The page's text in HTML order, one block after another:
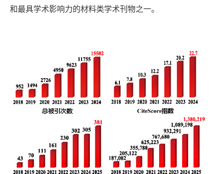
和最具学术影响力的材料类学术刊物之一。